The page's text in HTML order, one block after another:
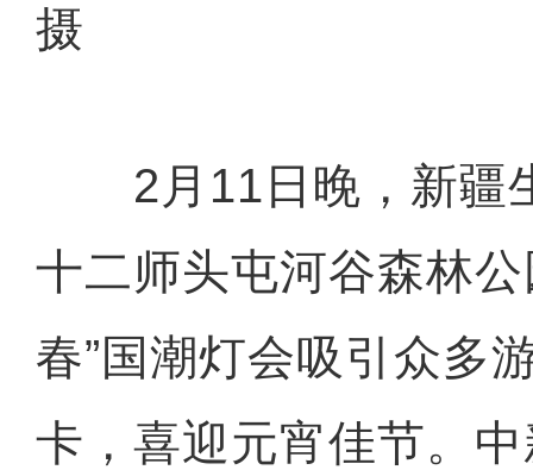
摄
2月11日晚，新疆
十二师头屯河谷森林
春”国潮灯会吸引众多
卡，喜迎元宵佳节。